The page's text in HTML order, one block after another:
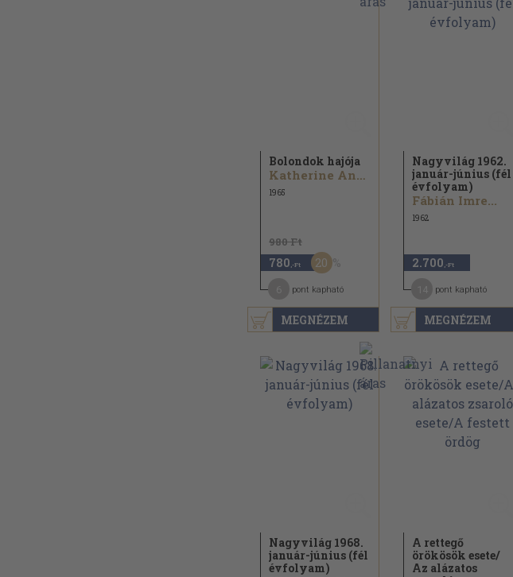
MEGNÉZEM
Bolondok hajója
Katherine Anne Porter
1965
980 Ft
780 ,-Ft 20
pont kapható
MEGNÉZEM
Nagyvilág 1962.
január-június (fél
évfolyam)
Fábián Imre...
1962
2.700 ,-Ft
pont kapható
Nagyvilág 1968.
január-június (fél
évfolyam)
A rettegő
örökösök esete/
Az alázatos